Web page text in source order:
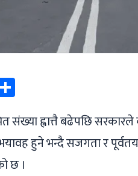
संख्या ह्वात्तै बढेपछि
हुने भन्दै सजगता र
छ ।